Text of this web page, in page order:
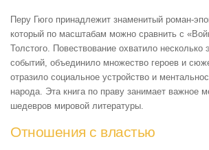
Перу Гюго принадлежит знаменитый роман-
который по масштабам можно сравнить с
Толстого. Повествование охватило несколько
событий, объединило множество героев и
отразило социальное устройство и
народа. Эта книга по праву занимает важное
шедевров мировой литературы.
Отношения с властью